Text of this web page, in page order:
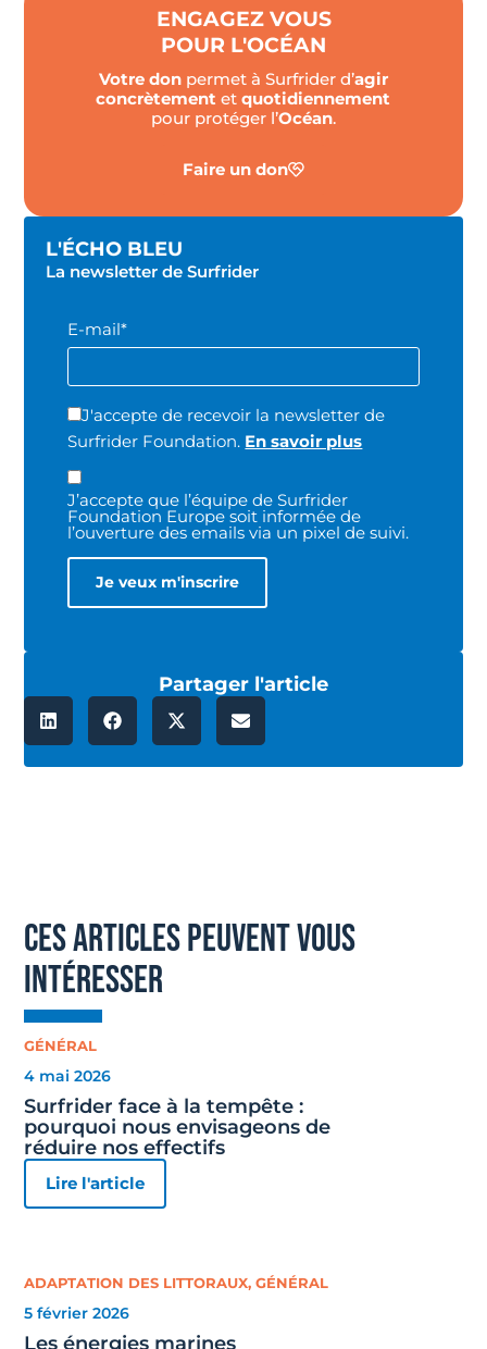
ENGAGEZ VOUS
POUR L'OCÉAN
Votre donpermet à Surfrider d’agir
concrètement etquotidiennement
pour protéger l’Océan.
Faire un don
L'ÉCHO BLEU
La newsletter de Surfrider
E-mail*
J'accepte de recevoir la newsletter de
Surfrider Foundation. En savoir plus
J’accepte que l’équipe de Surfrider
Foundation Europe soit informée de
l’ouverture des emails via un pixel de suivi.
Partager l'article
ces articles peuvent vous
intéresser
GÉNÉRAL
4 mai 2026
Surfrider face à la tempête :
pourquoi nous envisageons de
réduire nos effectifs
Lire l'article
ADAPTATION DES LITTORAUX,GÉNÉRAL
5 février 2026
Les énergies marines